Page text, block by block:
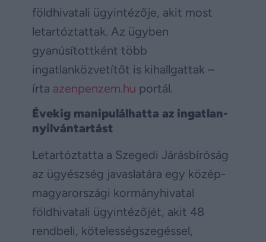
földhivatali ügyintézője, akit most
letartóztattak. Az ügyben
gyanúsítottként több
ingatlanközvetítőt is kihallgattak –
írta azenpenzem.hu portál.
Évekig manipulálhatta az ingatlan-
nyilvántartást
Letartóztatta a Szegedi Járásbíróság
az ügyészség javaslatára egy közép-
magyarországi kormányhivatal
földhivatali ügyintézőjét, akit 48
rendbeli, kötelességszegéssel,